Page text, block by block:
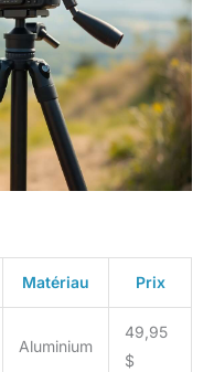
Matériau Prix
Aluminium
49,95
$